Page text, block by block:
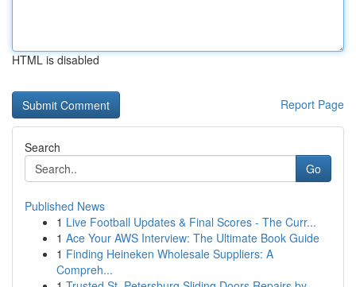
HTML is disabled
Report Page
Search
Go
Published News
1 Live Football Updates & Final Scores - The Curr...
1 Ace Your AWS Interview: The Ultimate Book Guide
1 Finding Heineken Wholesale Suppliers: A
Compreh...